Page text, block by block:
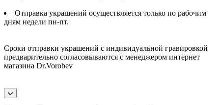
Отправка украшений осуществляется только по рабочим
дням недели пн-пт.
Сроки отправки украшений с индивидуальной гравировкой
предварительно согласовываются с менеджером интернет
магазина Dr.Vorobev